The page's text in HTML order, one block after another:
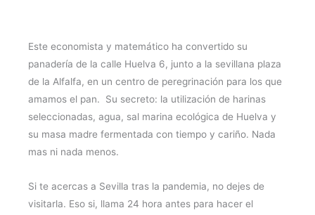
Este economista y matemático ha convertido su
panadería de la calle Huelva 6, junto a la sevillana plaza
de la Alfalfa, en un centro de peregrinación para los que
amamos el pan. Su secreto: la utilización de harinas
seleccionadas, agua, sal marina ecológica de Huelva y
su masa madre fermentada con tiempo y cariño. Nada
mas ni nada menos.
Si te acercas a Sevilla tras la pandemia, no dejes de
visitarla. Eso si, llama 24 hora antes para hacer el